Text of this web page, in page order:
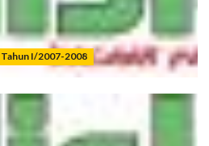
Tahun I/2007-2008